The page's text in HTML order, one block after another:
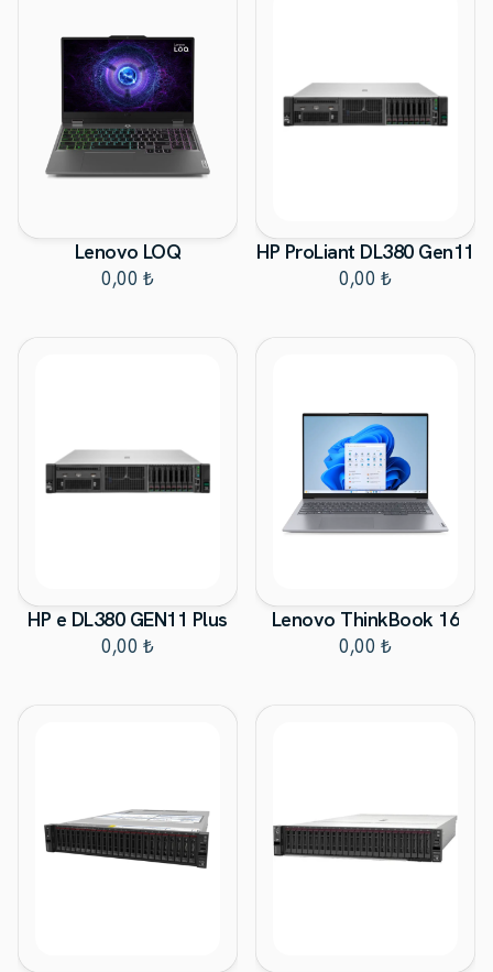
Lenovo LOQ
0,00 ₺
HP ProLiant DL380 Gen11
0,00 ₺
HP e DL380 GEN11 Plus
0,00 ₺
Lenovo ThinkBook 16
0,00 ₺